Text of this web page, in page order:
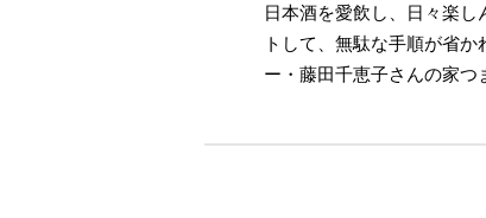
日本酒を愛飲し、日々楽し
トして、無駄な手順が省
ー・藤田千恵子さんの家つ